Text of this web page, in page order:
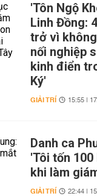
'Tôn Ngộ
Linh Đồng:
trở vì
nối nghiệp
kinh điển
Ký'
GIẢI TRÍ 15:55 |
Danh ca
'Tôi tốn
khi làm
GIẢI TRÍ 22:44 |